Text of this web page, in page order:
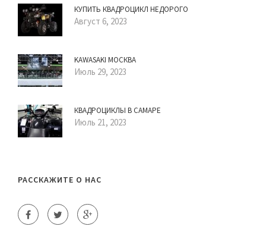
КУПИТЬ КВАДРОЦИКЛ НЕДОРОГО
Август 6, 2023
KAWASAKI МОСКВА
Июль 29, 2023
КВАДРОЦИКЛЫ В САМАРЕ
Июль 21, 2023
РАССКАЖИТЕ О НАС